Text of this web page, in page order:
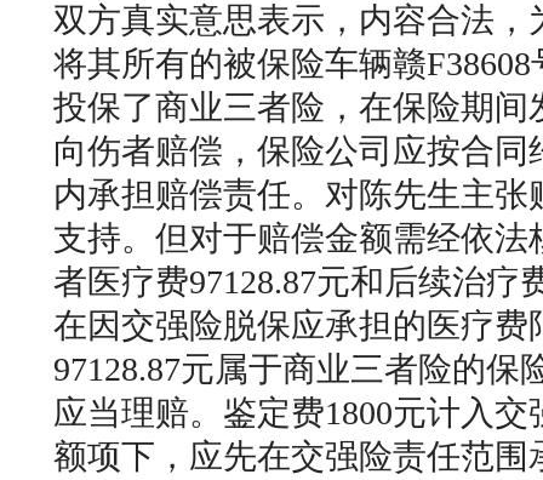
双方真实意思表示，内容合法，
将其所有的被保险车辆赣
投保了商业三者险，在保险期间
向伤者赔偿，保险公司应按合
内承担赔偿责任。对陈先生主
支持。但对于赔偿金额需经依法
者医疗费97128.87元和后续治疗
在因交强险脱保应承担的医疗费
97128.87元属于商业三者险的保
应当理赔。鉴定费1800元计入
额项下，应先在交强险责任范围